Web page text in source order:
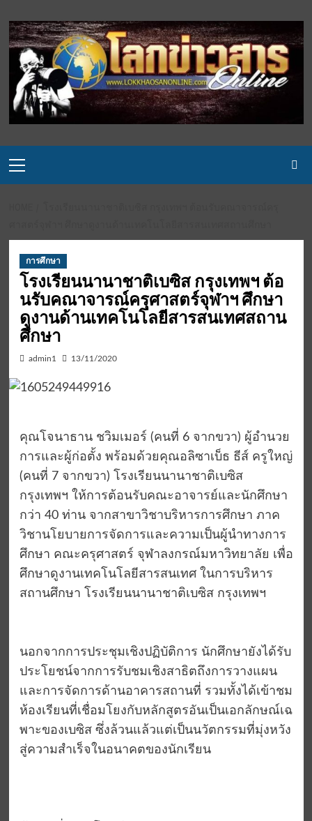
to
content
Menu
การศึกษา
โรงเรียนนานาชาติเบซิส กรุงเทพฯ ต้อ
นรับคณาจารณ์ครุศาสตร์จุฬาฯ ศึกษา
ดูงานด้านเทคโนโลยีสารสนเทศสถาน
ศึกษา
admin1 13/11/2020
คุณโจนาธาน ชวิมเมอร์ (คนที่ 6 จากขวา) ผู้อำนวย
การและผู้ก่อตั้ง พร้อมด้วยคุณอลิซาเบ็ธ ธีส์ ครูใหญ่
(คนที่ 7 จากขวา) โรงเรียนนานาชาติเบซิส
กรุงเทพฯ ให้การต้อนรับคณะอาจารย์และนักศึกษา
กว่า 40 ท่าน จากสาขาวิชาบริหารการศึกษา ภาค
วิชานโยบายการจัดการและความเป็นผู้นำทางการ
ศึกษา คณะครุศาสตร์ จุฬาลงกรณ์มหาวิทยาลัย เพื่อ
ศึกษาดูงานเทคโนโลยีสารสนเทศ ในการบริหาร
สถานศึกษา โรงเรียนนานาชาติเบซิส กรุงเทพฯ
นอกจากการประชุมเชิงปฏิบัติการ นักศึกษายังได้รับ
ประโยชน์จากการรับชมเชิงสาธิตถึงการวางแผน
และการจัดการด้านอาคารสถานที่ รวมทั้งได้เข้าชม
ห้องเรียนที่เชื่อมโยงกับหลักสูตรอันเป็นเอกลักษณ์เฉ
พาะของเบซิส ซึ่งล้วนแล้วแต่เป็นนวัตกรรมที่มุ่งหวัง
สู่ความสำเร็จในอนาคตของนักเรียน